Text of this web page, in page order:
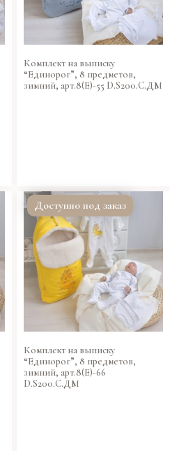
Комплект на выписку
“Единорог”, 8 предметов,
зимний, арт.8(Е)-55 D.S200.C.ДМ
Доступно под заказ
Комплект на выписку
“Единорог”, 8 предметов,
зимний, арт.8(Е)-66
D.S200.C.ДМ